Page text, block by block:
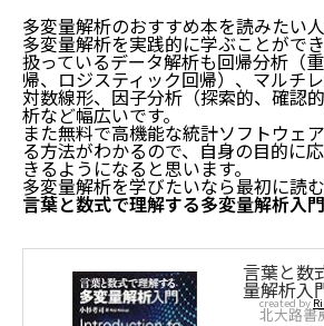
多変量解析のおすすめ本を読みたい人
多変量解析を実践的に学ぶことがで
扱っているデータ解析も回帰分析（
帰、ロジスティック回帰）、マルチ
対数線形、因子分析（探索的、確認
析など幅広いです。
また無料で高機能な統計ソフトウェ
る方法がわかるので、自身の目的に
きるようになると思います。
多変量解析を学びたいなら最初に読む
言葉と数式で理解する多変量解析入門
言葉と数
量解析入
created by
北大路書